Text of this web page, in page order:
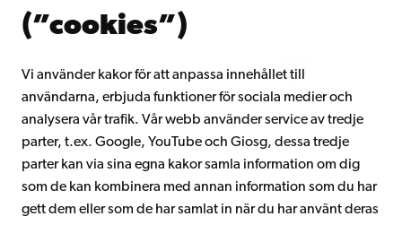
(”cookies”)
Vi använder kakor för att anpassa innehållet till
användarna, erbjuda funktioner för sociala medier och
analysera vår trafik. Vår webb använder service av tredje
parter, t.ex. Google, YouTube och Giosg, dessa tredje
parter kan via sina egna kakor samla information om dig
som de kan kombinera med annan information som du har
gett dem eller som de har samlat in när du har använt deras
Intranätet
Facebook InstagramYouTube LinkedIn Blog Snapchat